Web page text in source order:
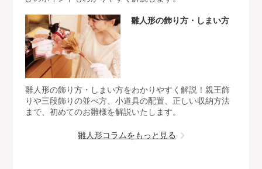
雛人形の飾り方・しまい方
雛人形の飾り方・しまい方をわかりやすく解説！親王飾
りや三段飾りの並べ方、小道具の配置、正しい収納方法
まで、初めてのお雛様を解説いたします。
雛人形コラムをもっと見る